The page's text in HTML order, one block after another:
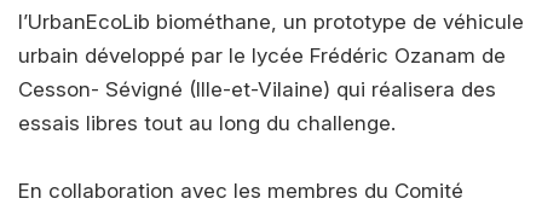
l’UrbanEcoLib biométhane, un prototype de véhicule
urbain développé par le lycée Frédéric Ozanam de
Cesson- Sévigné (Ille-et-Vilaine) qui réalisera des
essais libres tout au long du challenge.
En collaboration avec les membres du Comité